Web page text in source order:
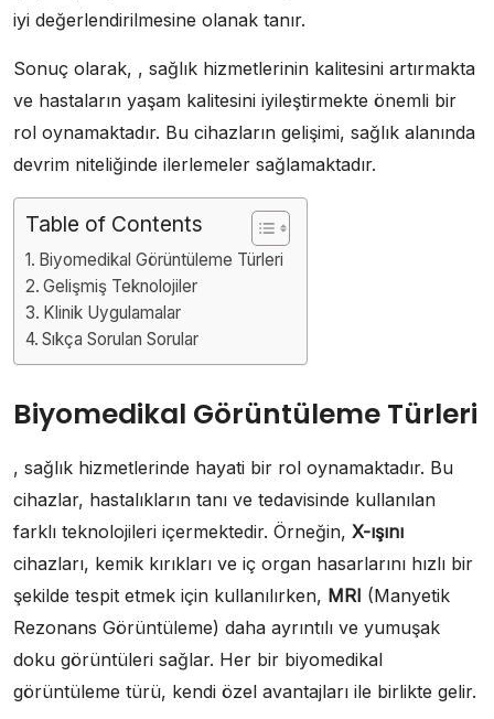
iyi değerlendirilmesine olanak tanır.
Sonuç olarak, , sağlık hizmetlerinin kalitesini artırmakta
ve hastaların yaşam kalitesini iyileştirmekte önemli bir
rol oynamaktadır. Bu cihazların gelişimi, sağlık alanında
devrim niteliğinde ilerlemeler sağlamaktadır.
Table of Contents
Biyomedikal Görüntüleme Türleri
Gelişmiş Teknolojiler
Klinik Uygulamalar
Sıkça Sorulan Sorular
Biyomedikal Görüntüleme Türleri
, sağlık hizmetlerinde hayati bir rol oynamaktadır. Bu
cihazlar, hastalıkların tanı ve tedavisinde kullanılan
farklı teknolojileri içermektedir. Örneğin, X-ışını
cihazları, kemik kırıkları ve iç organ hasarlarını hızlı bir
şekilde tespit etmek için kullanılırken, MRI (Manyetik
Rezonans Görüntüleme) daha ayrıntılı ve yumuşak
doku görüntüleri sağlar. Her bir biyomedikal
görüntüleme türü, kendi özel avantajları ile birlikte gelir.